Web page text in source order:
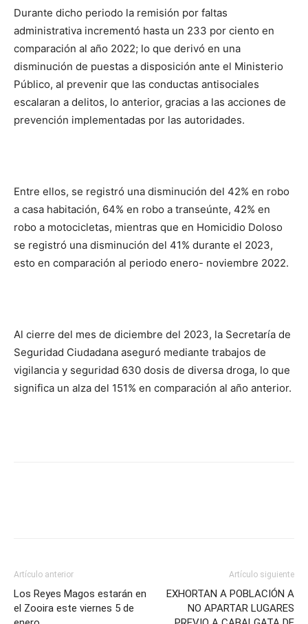
Durante dicho periodo la remisión por faltas
administrativa incrementó hasta un 233 por ciento en
comparación al año 2022; lo que derivó en una
disminución de puestas a disposición ante el Ministerio
Público, al prevenir que las conductas antisociales
escalaran a delitos, lo anterior, gracias a las acciones de
prevención implementadas por las autoridades.
Entre ellos, se registró una disminución del 42% en robo
a casa habitación, 64% en robo a transeúnte, 42% en
robo a motocicletas, mientras que en Homicidio Doloso
se registró una disminución del 41% durante el 2023,
esto en comparación al periodo enero- noviembre 2022.
Al cierre del mes de diciembre del 2023, la Secretaría de
Seguridad Ciudadana aseguró mediante trabajos de
vigilancia y seguridad 630 dosis de diversa droga, lo que
significa un alza del 151% en comparación al año anterior.
Artículo anterior
Los Reyes Magos estarán en
el Zooira este viernes 5 de
Artículo siguiente
EXHORTAN A POBLACIÓN A
NO APARTAR LUGARES